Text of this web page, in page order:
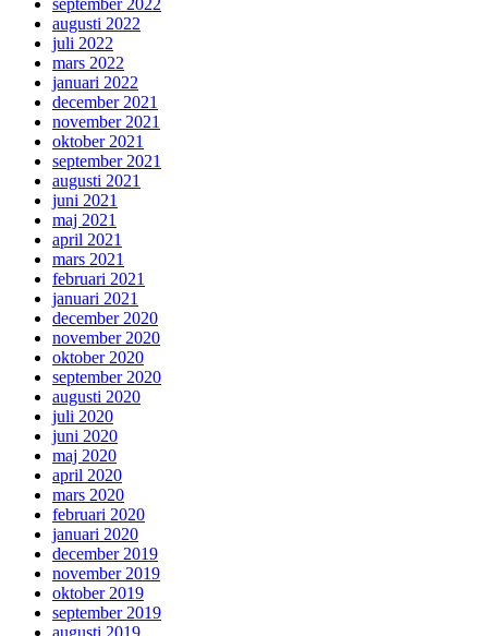
september 2022
augusti 2022
juli 2022
mars 2022
januari 2022
december 2021
november 2021
oktober 2021
september 2021
augusti 2021
juni 2021
maj 2021
april 2021
mars 2021
februari 2021
januari 2021
december 2020
november 2020
oktober 2020
september 2020
augusti 2020
juli 2020
juni 2020
maj 2020
april 2020
mars 2020
februari 2020
januari 2020
december 2019
november 2019
oktober 2019
september 2019